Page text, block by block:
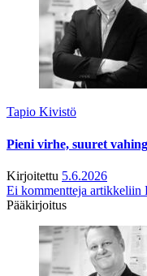
Tapio Kivistö
Pieni virhe, suuret
Kirjoitettu 5.6.2026
Ei kommentteja artikkeliin
Pääkirjoitus